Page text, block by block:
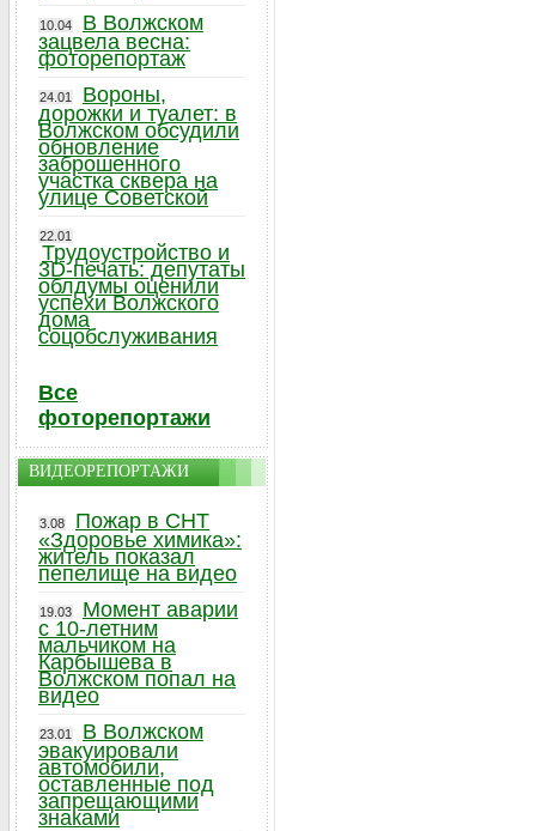
10.04
В Волжском
зацвела весна:
фоторепортаж
24.01
Вороны,
дорожки и туалет: в
Волжском обсудили
обновление
заброшенного
участка сквера на
улице Советской
22.01
Трудоустройство и
3D-печать: депутаты
облдумы оценили
успехи Волжского
дома
соцобслуживания
Все
фоторепортажи
ВИДЕОРЕПОРТАЖИ
3.08
Пожар в СНТ
«Здоровье химика»:
житель показал
пепелище на видео
19.03
Момент аварии
с 10-летним
мальчиком на
Карбышева в
Волжском попал на
видео
23.01
В Волжском
эвакуировали
автомобили,
оставленные под
запрещающими
знаками